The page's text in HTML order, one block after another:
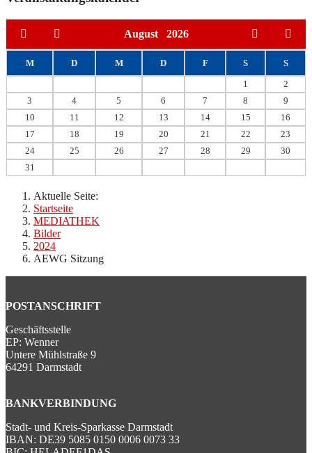
August 2026
M D M D F S
S
1
2
3
4 5 6 7 8
9
10
11 12 13 14 15
16
17
18 19 20 21 22
23
24
25 26 27 28 29
30
31
Aktuelle Seite:
Startseite
MEDIATHEK
Bilder
2024
AEWG Sitzung
POSTANSCHRIFT
Geschäftsstelle
64291 Darmstadt
BANKVERBINDUNG